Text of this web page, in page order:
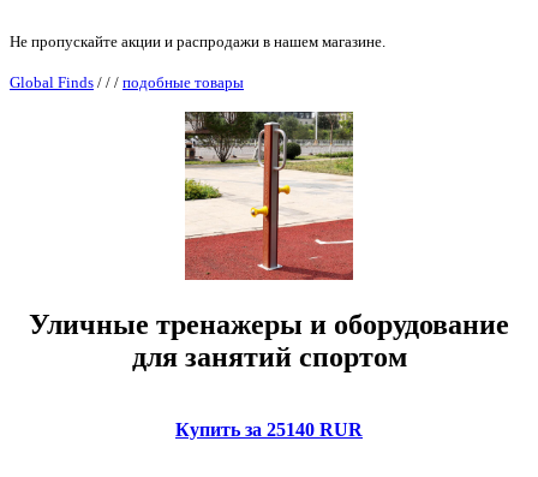
Не пропускайте акции и распродажи в нашем магазине.
Global Finds / / / подобные товары
Уличные тренажеры и оборудование
для занятий спортом
Купить за 25140 RUR